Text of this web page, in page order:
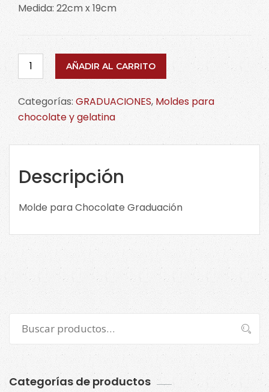
Medida: 22cm x 19cm
Molde
para
Graduación
cantidad
AÑADIR AL CARRITO
Categorías: GRADUACIONES, Moldes para
chocolate y gelatina
Descripción
Molde para Chocolate Graduación
por:
Buscar
Categorías de productos